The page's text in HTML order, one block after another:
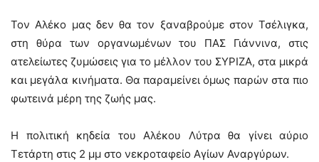
Τον Αλέκο μας δεν θα τον ξαναβρούμε στον Τσέλιγκα,
στη θύρα των οργανωμένων του ΠΑΣ Γιάννινα, στις
ατελείωτες ζυμώσεις για το μέλλον του ΣΥΡΙΖΑ, στα μικρά
και μεγάλα κινήματα. Θα παραμείνει όμως παρών στα πιο
φωτεινά μέρη της ζωής μας.
Η πολιτική κηδεία του Αλέκου Λύτρα θα γίνει αύριο
Τετάρτη στις 2 μμ στο νεκροταφείο Αγίων Αναργύρων.